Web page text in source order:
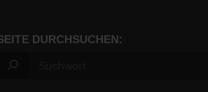
DURCHSUCHEN: